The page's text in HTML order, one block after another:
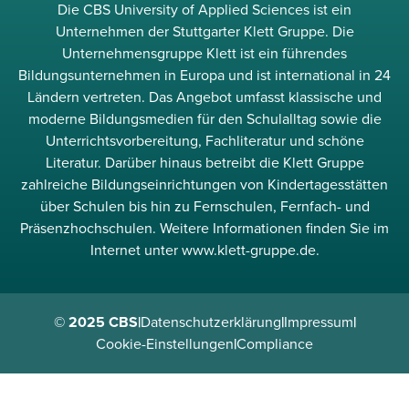
Die CBS University of Applied Sciences ist ein
Unternehmen der Stuttgarter Klett Gruppe. Die
Unternehmensgruppe Klett ist ein führendes
Bildungsunternehmen in Europa und ist international in 24
Ländern vertreten. Das Angebot umfasst klassische und
moderne Bildungsmedien für den Schulalltag sowie die
Unterrichtsvorbereitung, Fachliteratur und schöne
Literatur. Darüber hinaus betreibt die Klett Gruppe
zahlreiche Bildungseinrichtungen von Kindertagesstätten
über Schulen bis hin zu Fernschulen, Fernfach- und
Präsenzhochschulen. Weitere Informationen finden Sie im
Internet unter www.klett-gruppe.de.
© 2025 CBS|Datenschutzerklärung|Impressum|
Cookie-Einstellungen|Compliance